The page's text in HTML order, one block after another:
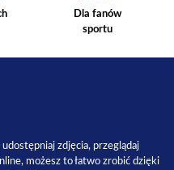
Dla fanów
sportu
zdjęcia, przeglądaj
możesz to łatwo zrobić dzięki